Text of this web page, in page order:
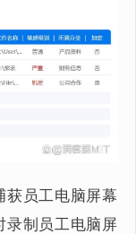
获员工电脑屏幕
录制员工电脑屏